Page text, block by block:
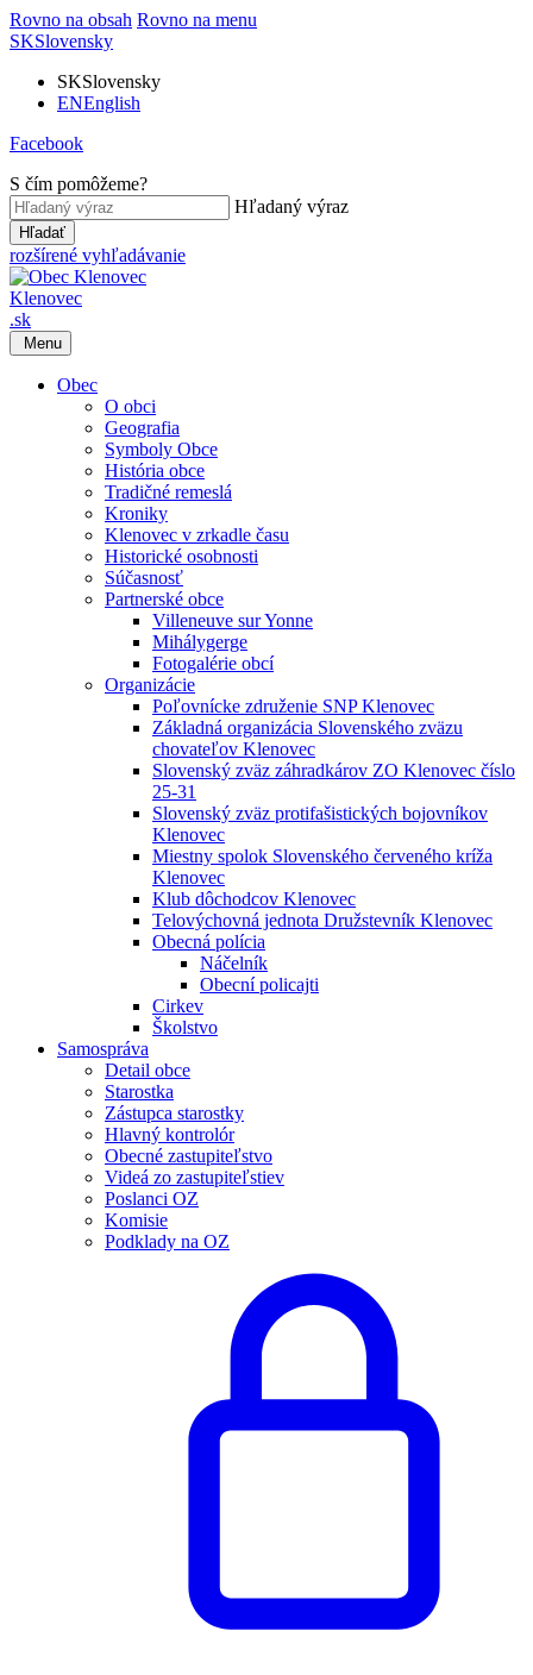
Rovno na obsah Rovno na menu
SKSlovensky
SKSlovensky
ENEnglish
Facebook
S čím pomôžeme?
Hľadaný výraz
Hľadať
rozšírené vyhľadávanie
Klenovec
.sk
Menu
Obec
O obci
Geografia
Symboly Obce
História obce
Tradičné remeslá
Kroniky
Klenovec v zrkadle času
Historické osobnosti
Súčasnosť
Partnerské obce
Villeneuve sur Yonne
Mihálygerge
Fotogalérie obcí
Organizácie
Poľovnícke združenie SNP Klenovec
Základná organizácia Slovenského zväzu
chovateľov Klenovec
Slovenský zväz záhradkárov ZO Klenovec číslo
25-31
Slovenský zväz protifašistických bojovníkov
Klenovec
Miestny spolok Slovenského červeného kríža
Klenovec
Klub dôchodcov Klenovec
Telovýchovná jednota Družstevník Klenovec
Obecná polícia
Náčelník
Obecní policajti
Cirkev
Školstvo
Samospráva
Detail obce
Starostka
Zástupca starostky
Hlavný kontrolór
Obecné zastupiteľstvo
Videá zo zastupiteľstiev
Poslanci OZ
Komisie
Podklady na OZ